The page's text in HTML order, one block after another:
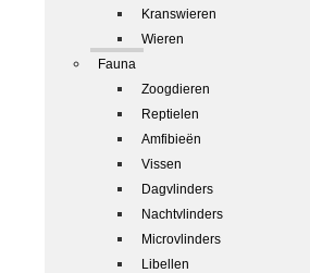
Kranswieren
Wieren
Fauna
Zoogdieren
Reptielen
Amfibieën
Vissen
Dagvlinders
Nachtvlinders
Microvlinders
Libellen